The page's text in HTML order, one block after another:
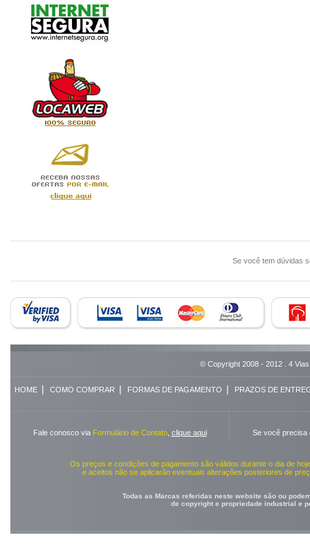
Se você tem dúvidas
© Copyright 2008 - 2012 . 4
HOME| COMO COMPRAR | FORMAS DE PAGAMENTO | PRAZOS DE
Fale conosco via Formulário de Contato, clique aqui Se você precisa
Os preços e condições de pagamento são válidos durante o dia de
e aceitos não se aplicarão eventuais alterações posteriores de
Todas as Marcas referidas neste website são ou
de copyright e propriedade industrial e